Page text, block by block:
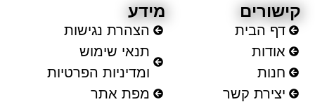
דף הבית
אודות
חנות
יצירת קשר
מידע
הצהרת נגישות
תנאי שימוש
ומדיניות הפרטיות
מפת אתר